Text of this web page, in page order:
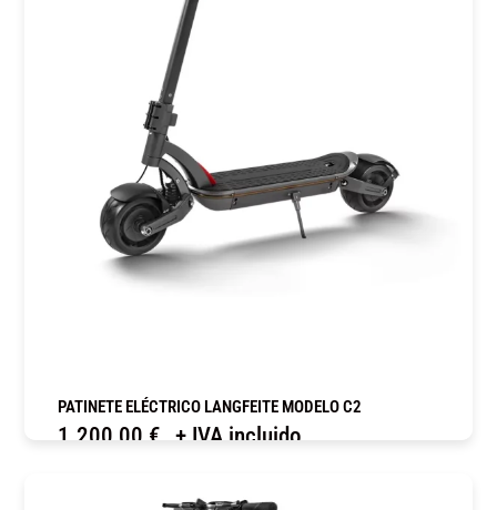
PATINETE ELÉCTRICO LANGFEITE MODELO C2
1.200,00 € + IVA incluido